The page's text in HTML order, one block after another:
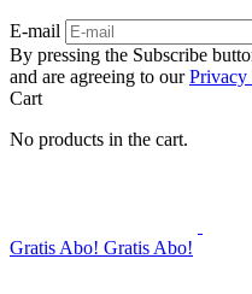
E-mail
By pressing the Subscribe
and are agreeing to ourPrivacy
Cart
No products in the cart.
Gratis Abo! Gratis Abo!